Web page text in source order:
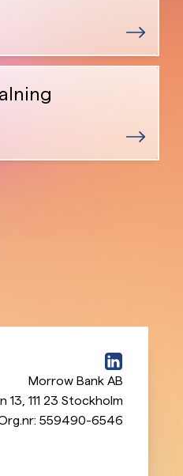
Morrow Bank AB
13 111 23 Stockholm
559490-6546